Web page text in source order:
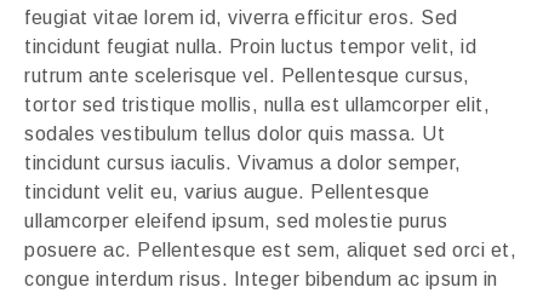
feugiat vitae lorem id, viverra efficitur eros. Sed
tincidunt feugiat nulla. Proin luctus tempor velit, id
rutrum ante scelerisque vel. Pellentesque cursus,
tortor sed tristique mollis, nulla est ullamcorper elit,
sodales vestibulum tellus dolor quis massa. Ut
tincidunt cursus iaculis. Vivamus a dolor semper,
tincidunt velit eu, varius augue. Pellentesque
ullamcorper eleifend ipsum, sed molestie purus
posuere ac. Pellentesque est sem, aliquet sed orci et,
congue interdum risus. Integer bibendum ac ipsum in